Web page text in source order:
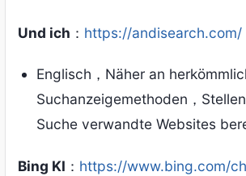
Und ich ： https://andisearch.com/
Englisch，Näher an
Suchanzeigemethoden，
Suche verwandte Websites
Bing KI ： https://www.bing.com/